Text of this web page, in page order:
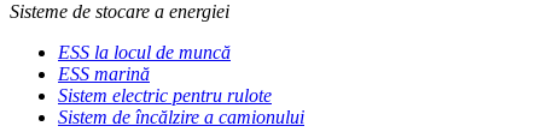
Sisteme de stocare a energiei
ESS la locul de muncă
ESS marină
Sistem electric pentru rulote
Sistem de încălzire a camionului